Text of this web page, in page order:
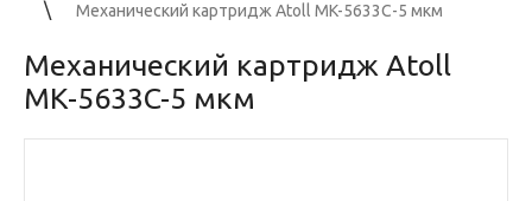
Механический картридж Atoll MK-5633C-5 мкм
Механический картридж Atoll
MK-5633C-5 мкм